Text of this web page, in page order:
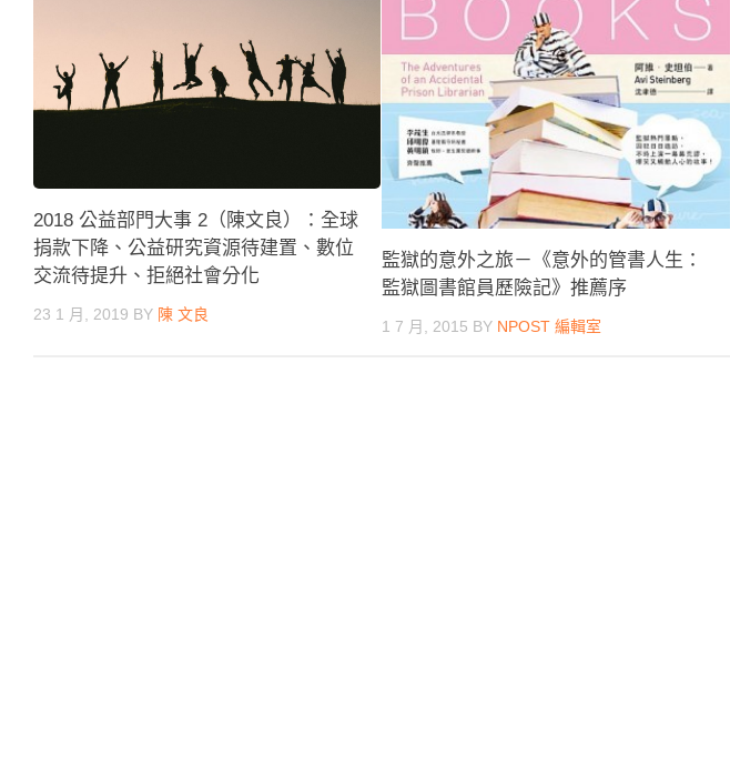
2018 公益部門大事 2（陳文良）：全球
捐款下降、公益研究資源待建置、數位
交流待提升、拒絕社會分化
23 1 月, 2019 BY 陳 文良
監獄的意外之旅－《意外的管書人生：
監獄圖書館員歷險記》推薦序
1 7 月, 2015 BY NPOST 編輯室